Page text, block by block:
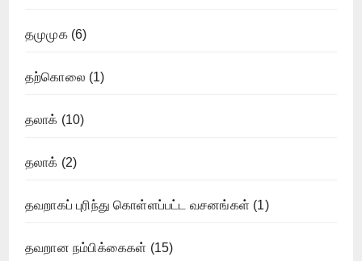
தமுமுக(6)
தற்கொலை (1)
தலாக் (10)
தலாக் (2)
தவறாகப் புரிந்து கொள்ளப்பட்ட வசனங்கள் (1)
தவறான நம்பிக்கைகள் (15)